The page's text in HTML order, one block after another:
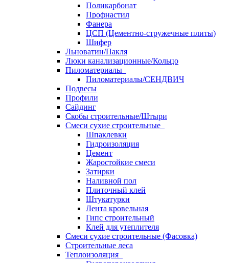
Поликарбонат
Профнастил
Фанера
ЦСП (Цементно-стружечные плиты)
Шифер
Льноватин/Пакля
Люки канализационные/Кольцо
Пиломатериалы
Пиломатериалы/СЕНДВИЧ
Подвесы
Профили
Сайдинг
Скобы строительные/Штыри
Смеси сухие строительные
Шпаклевки
Гидроизоляция
Цемент
Жаростойкие смеси
Затирки
Наливной пол
Плиточный клей
Штукатурки
Лента кровельная
Гипс строительный
Клей для утеплителя
Смеси сухие строительные (Фасовка)
Строительные леса
Теплоизоляция